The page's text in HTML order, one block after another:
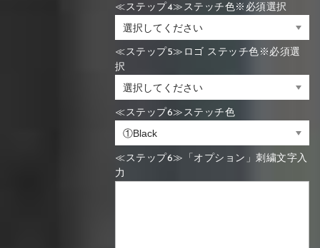
≪ステップ4≫ステッチ色※必須選択
≪ステップ5≫ロゴ ステッチ色※必須選
択
≪ステップ6≫ステッチ色
≪ステップ6≫「オプション」刺繍文字入
力